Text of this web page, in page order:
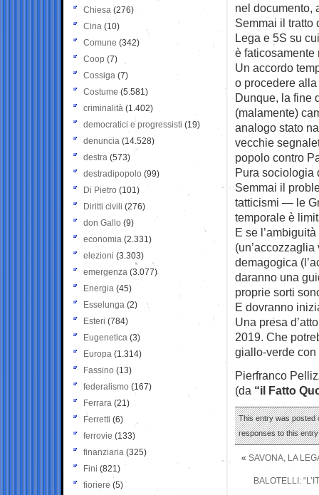
nel documento,
Semmai il tratto
Lega e 5S su
è faticosamente
Un accordo
o procedere
Dunque, la fine
(malamente)
analogo stato
vecchie
popolo contro
Pura sociologia
Semmai il
tatticismi — le
temporale è
E se
demagogica
daranno una
proprie sorti
E dovranno
Una presa
2019. Che
giallo-verde con
Pierfranco
(da “il Fatto
This entry was posted
responses to this
« SAVONA, LA
BALOTELLI:
Chiesa (276)
Cina (10)
Comune (342)
Coop (7)
Cossiga (7)
Costume (5.581)
criminalità (1.402)
democratici e progressisti (19)
denuncia (14.528)
destra (573)
destradipopolo (99)
Di Pietro (101)
Diritti civili (276)
don Gallo (9)
economia (2.331)
elezioni (3.303)
emergenza (3.077)
Energia (45)
Esselunga (2)
Esteri (784)
Eugenetica (3)
Europa (1.314)
Fassino (13)
federalismo (167)
Ferrara (21)
Ferretti (6)
ferrovie (133)
finanziaria (325)
Fini (821)
fioriere (5)